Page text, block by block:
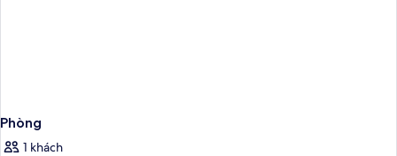
Phòng
1 khách